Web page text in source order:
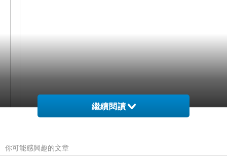
網購經驗10多年的我在想娃娃日系 勾魂 挑逗假開襟
繼續閱讀
你可能感興趣的文章